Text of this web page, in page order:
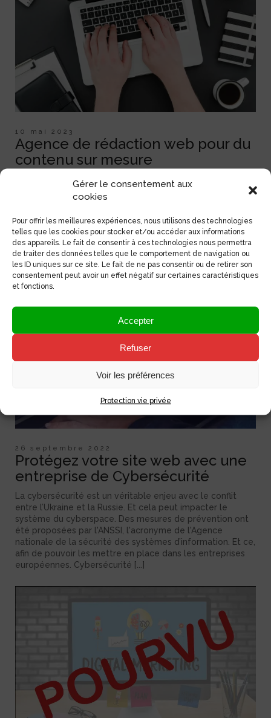
Gérer le consentement aux
cookies
Pour offrir les meilleures expériences, nous utilisons des technologies
telles que les cookies pour stocker et/ou accéder aux informations
des appareils. Le fait de consentir à ces technologies nous permettra
de traiter des données telles que le comportement de navigation ou
les ID uniques sur ce site. Le fait de ne pas consentir ou de retirer son
consentement peut avoir un effet négatif sur certaines caractéristiques
et fonctions.
Accepter
Refuser
Voir les préférences
Protection vie privée
10 mai 2023
Agence de rédaction web pour du
contenu sur mesure
Agence de rédaction web pour du contenu sur mesure La
du contenu pour les sites web. Elle se distingue de la
support numérique. Le rédacteur web vise à produire des
textes clairs, concis et structurés. Et ces derniers [...]
26 septembre 2022
Protégez votre site web avec une
entreprise de Cybersécurité
La cybersécurité est un véritable enjeu avec le conflit
entre l’Ukraine et la Russie. Et cela peut impacter le
système du cyberspace. Des mesures de prévention ont
été proposées par l'ANSSI, l'acronyme de l'Agence
nationale de la sécurité des systèmes d’information. Et ce,
afin de pouvoir les mettre en place dans les entreprises
européennes. Cybersécurité [...]